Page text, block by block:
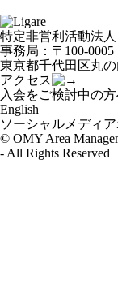
特定非営利活動法
事務局：〒100-0005
東京都千代田区丸
アクセス
入会をご検討中の
English
ソーシャルメディ
© OMY Area
- All Rights Reserved